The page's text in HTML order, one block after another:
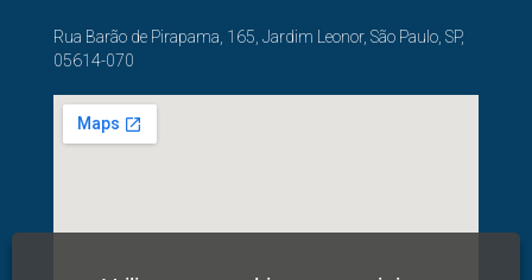
Rua Barão de Pirapama, 165, Jardim Leonor, São Paulo, SP,
05614-070